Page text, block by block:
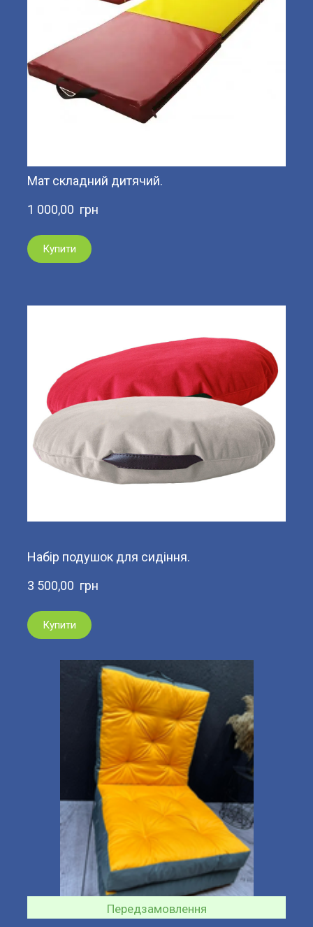
Мат складний дитячий.
1 000,00  грн
Купити
Набір подушок для сидіння.
3 500,00  грн
Купити
Передзамовлення